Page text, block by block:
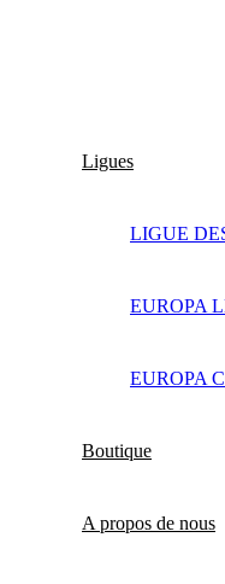
Ligues
LIGUE
EUROPA
EUROPA
Boutique
A propos de nous